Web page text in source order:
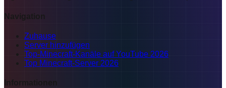
Navigation
Zuhause
Server hinzufügen
Top-Minecraft-Kanäle auf YouTube 2026
Top Minecraft-Server 2026
Informationen